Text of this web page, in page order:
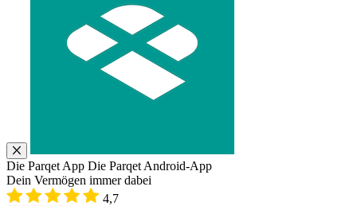
Die Parqet App Die Parqet Android-App
Dein Vermögen immer dabei
4,7